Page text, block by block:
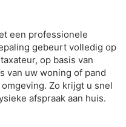
een professionele
gebeurt volledig op
op basis van
van uw woning of pand
Zo krijgt u snel
afspraak aan huis.